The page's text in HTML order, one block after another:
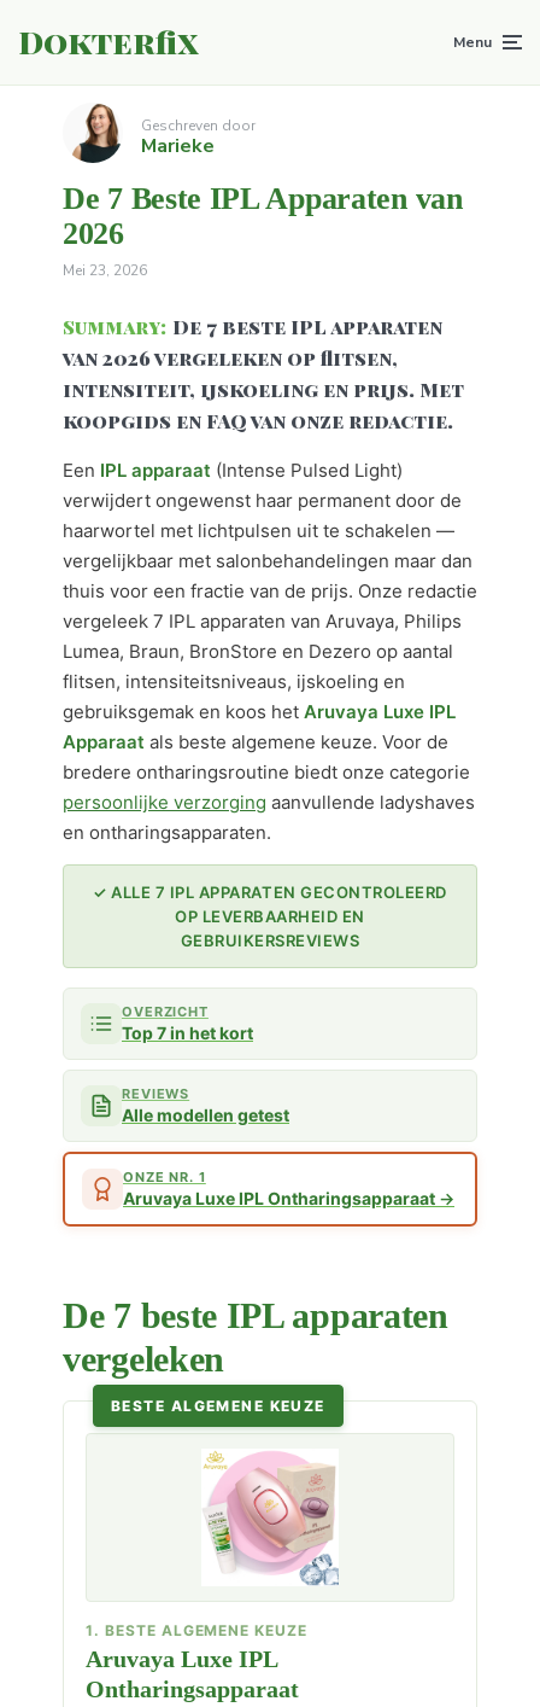
Dokterfix Menu
Geschreven door
Marieke
De 7 Beste IPL Apparaten van
2026
Mei 23, 2026
Summary: De 7 beste IPL apparaten
van 2026 vergeleken op flitsen,
intensiteit, ijskoeling en prijs. Met
koopgids en FAQ van onze redactie.
Een IPL apparaat (Intense Pulsed Light)
verwijdert ongewenst haar permanent door de
haarwortel met lichtpulsen uit te schakelen —
vergelijkbaar met salonbehandelingen maar dan
thuis voor een fractie van de prijs. Onze redactie
vergeleek 7 IPL apparaten van Aruvaya, Philips
Lumea, Braun, BronStore en Dezero op aantal
flitsen, intensiteitsniveaus, ijskoeling en
gebruiksgemak en koos het Aruvaya Luxe IPL
Apparaat als beste algemene keuze. Voor de
bredere ontharingsroutine biedt onze categorie
persoonlijke verzorging aanvullende ladyshaves
en ontharingsapparaten.
✓ ALLE 7 IPL APPARATEN GECONTROLEERD
OP LEVERBAARHEID EN
GEBRUIKERSREVIEWS
OVERZICHT
Top 7 in het kort
REVIEWS
Alle modellen getest
ONZE NR. 1
Aruvaya Luxe IPL Ontharingsapparaat
De 7 beste IPL apparaten
vergeleken
BESTE ALGEMENE KEUZE
1. BESTE ALGEMENE KEUZE
Aruvaya Luxe IPL
Ontharingsapparaat